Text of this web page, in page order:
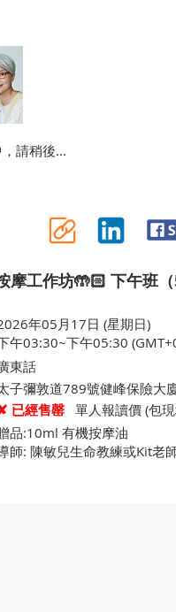
請稍後...
摩工作坊🤲🏻 下午班
年05月17日 (星期日)
午03:30~下午05:30
東話
子彌敦道789號健峰保險大
已經售罄 單人報讀價 (包
品:10ml 有機按摩油
師: 陳敏兒生命教練或Kit老